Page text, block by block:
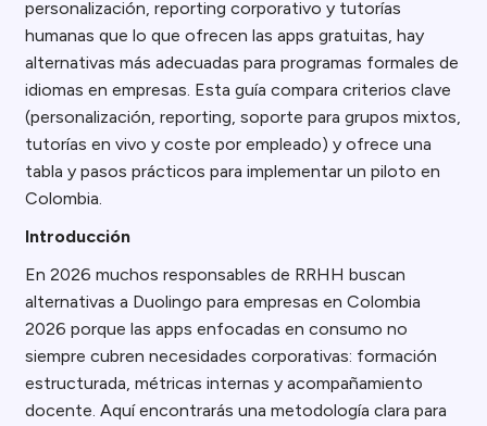
personalización, reporting corporativo y tutorías
humanas que lo que ofrecen las apps gratuitas, hay
alternativas más adecuadas para programas formales de
idiomas en empresas. Esta guía compara criterios clave
(personalización, reporting, soporte para grupos mixtos,
tutorías en vivo y coste por empleado) y ofrece una
tabla y pasos prácticos para implementar un piloto en
Colombia.
Introducción
En 2026 muchos responsables de RRHH buscan
alternativas a Duolingo para empresas en Colombia
2026 porque las apps enfocadas en consumo no
siempre cubren necesidades corporativas: formación
estructurada, métricas internas y acompañamiento
docente. Aquí encontrarás una metodología clara para